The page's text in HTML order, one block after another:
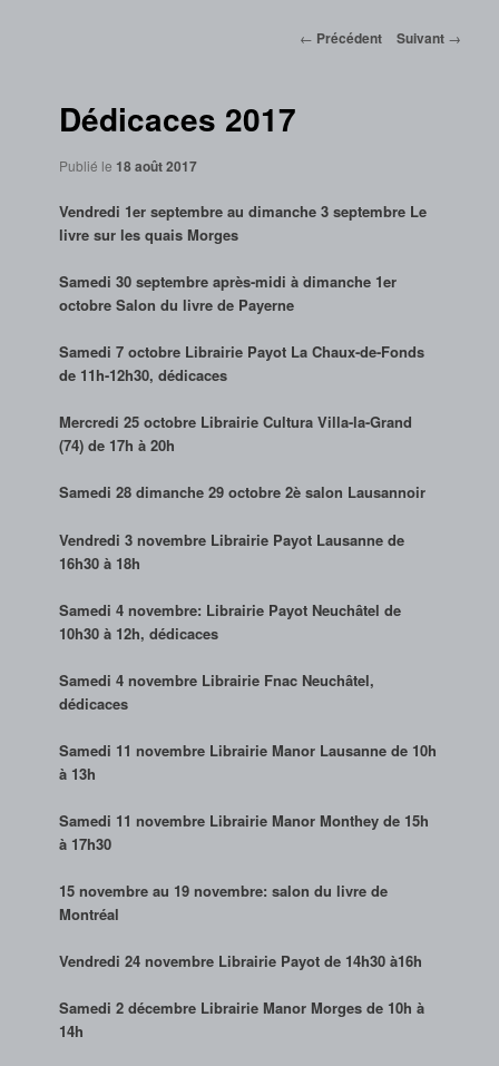
Navigation
← Précédent Suivant →
Dédicaces 2017
Publié le 18 août 2017
Vendredi 1er septembre au dimanche 3 septembre Le
livre sur les quais Morges
Samedi 30 septembre après-midi à dimanche 1er
octobre Salon du livre de Payerne
Samedi 7 octobre Librairie Payot La Chaux-de-Fonds
de 11h-12h30, dédicaces
Mercredi 25 octobre Librairie Cultura Villa-la-Grand
(74) de 17h à 20h
Samedi 28 dimanche 29 octobre 2è salon Lausannoir
Vendredi 3 novembre Librairie Payot Lausanne de
16h30 à 18h
Samedi 4 novembre: Librairie Payot Neuchâtel de
10h30 à 12h, dédicaces
Samedi 4 novembre Librairie Fnac Neuchâtel,
dédicaces
Samedi 11 novembre Librairie Manor Lausanne de 10h
à 13h
Samedi 11 novembre Librairie Manor Monthey de 15h
à 17h30
15 novembre au 19 novembre: salon du livre de
Montréal
Vendredi 24 novembre Librairie Payot de 14h30 à16h
Samedi 2 décembre Librairie Manor Morges de 10h à
14h